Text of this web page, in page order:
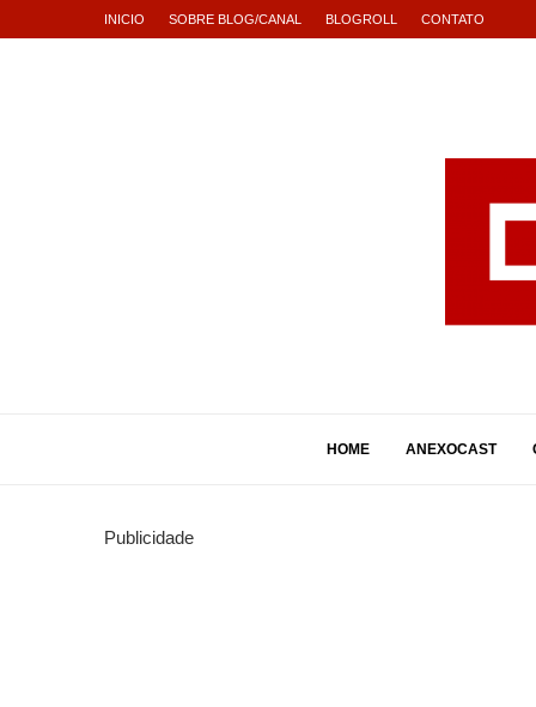
INICIO SOBRE BLOG/CANAL BLOGROLL CONTATO
HOME ANEXOCAST
Publicidade